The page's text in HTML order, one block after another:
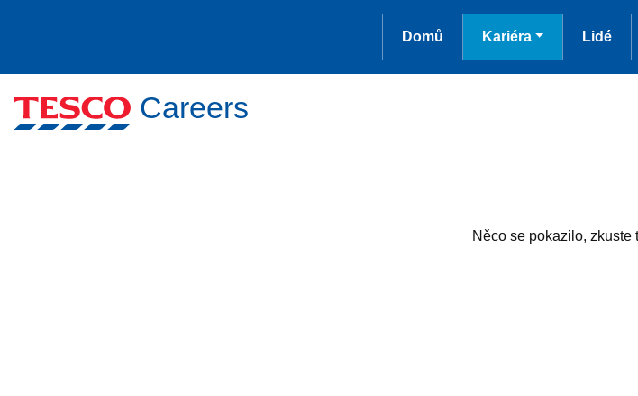
Domů Kariéra Lidé
Careers
Něco se pokazilo, zkuste